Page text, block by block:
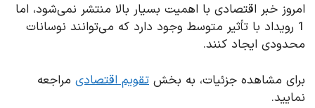
امروز خبر اقتصادی با اهمیت بسیار بالا منتشر نمی‌شود، اما
1 رویداد با تأثیر متوسط وجود دارد که می‌توانند نوسانات
محدودی ایجاد کنند.
برای مشاهده جزئیات، به بخش تقویم اقتصادی مراجعه
نمایید.